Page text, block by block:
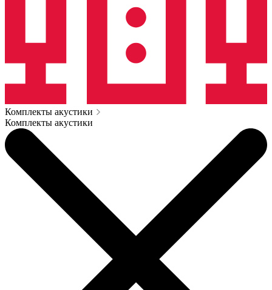
Комплекты акустики
Комплекты акустики